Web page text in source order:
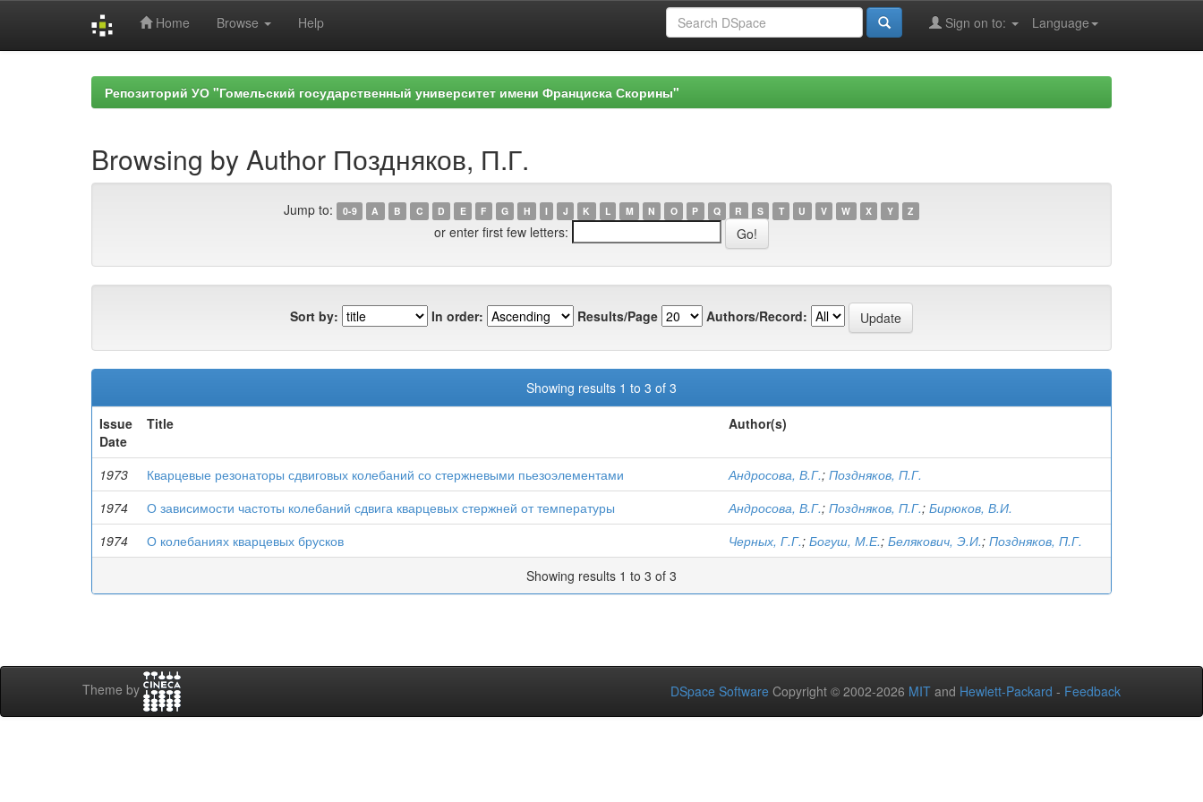
Home Browse Help Language
Sign on to:
Репозиторий УО "Гомельский государственный университет имени Франциска Скорины"
Browsing by Author Поздняков, П.Г.
Jump to: 0-9 A B C D E F G H I J K L M N O P Q R S T U V W X Y Z
or enter first few letters:
Sort by: In order: Results/Page Authors/Record:
Showing results 1 to 3 of 3
Issue
Date
Title Author(s)
1973 Кварцевые резонаторы сдвиговых колебаний со стержневыми пьезоэлементами Андросова, В.Г.; Поздняков, П.Г.
1974
О зависимости частоты колебаний сдвига кварцевых стержней от температуры Андросова, В.Г.; Поздняков, П.Г.; Бирюков, В.И.
1974
О колебаниях кварцевых брусков Черных, Г.Г.; Богуш, М.Е.; Белякович, Э.И.; Поздняков, П.Г.
Showing results 1 to 3 of 3
Theme by DSpace Software Copyright © 2002-2026 MIT and Hewlett-Packard - Feedback